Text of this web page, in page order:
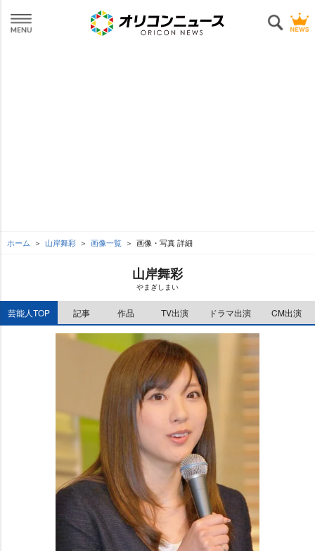
ホーム 山岸舞彩 画像一覧 画像・写真 詳細
山岸舞彩
まぎしまい
芸能人TOP 記事 作品 TV出演 ドラマ出演 CM出演